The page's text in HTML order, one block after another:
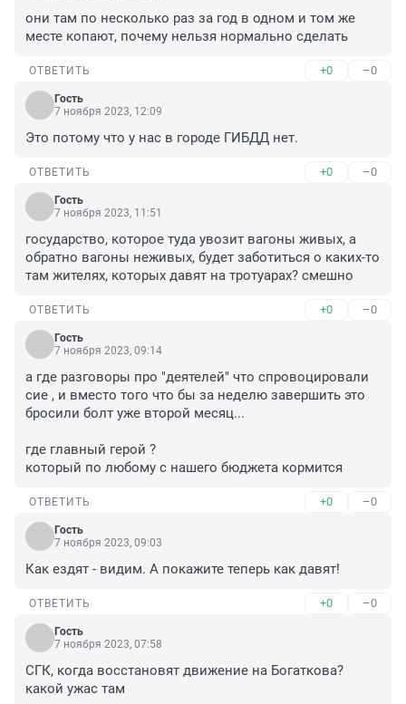
они там по несколько раз за год в одном и том же
месте копают, почему нельзя нормально сделать
ОТВЕТИТЬ +0 –0
Гость
7 ноября 2023, 12:09
Это потому что у нас в городе ГИБДД нет.
ОТВЕТИТЬ +0 –0
Гость
7 ноября 2023, 11:51
государство, которое туда увозит вагоны живых, а
обратно вагоны неживых, будет заботиться о каких-то
там жителях, которых давят на тротуарах? смешно
ОТВЕТИТЬ +0 –0
Гость
7 ноября 2023, 09:14
а где разговоры про "деятелей" что спровоцировали
сие , и вместо того что бы за неделю завершить это
бросили болт уже второй месяц...
где главный герой ?
который по любому с нашего бюджета кормится
ОТВЕТИТЬ +0 –0
Гость
7 ноября 2023, 09:03
Как ездят - видим. А покажите теперь как давят!
ОТВЕТИТЬ +0 –0
Гость
7 ноября 2023, 07:58
СГК, когда восстановят движение на Богаткова?
какой ужас там